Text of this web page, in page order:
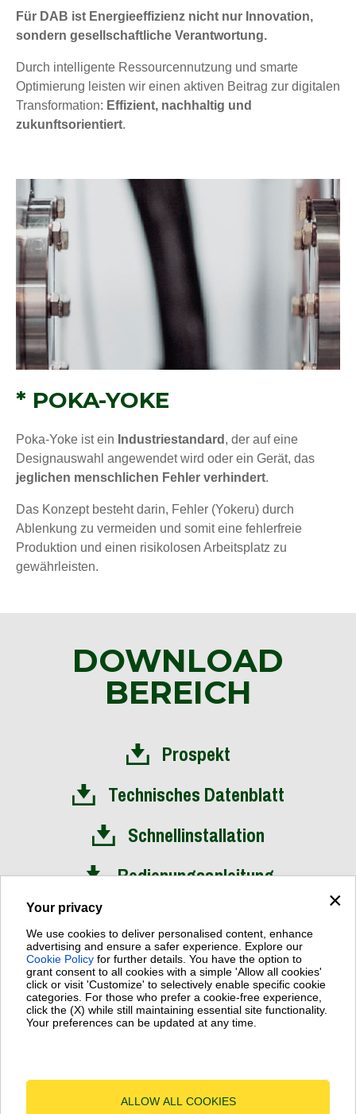
×
Your privacy
We use cookies to deliver personalised content, enhance
advertising and ensure a safer experience. Explore our
Cookie Policy for further details. You have the option to
grant consent to all cookies with a simple 'Allow all cookies'
click or visit 'Customize' to selectively enable specific cookie
categories. For those who prefer a cookie-free experience,
click the (X) while still maintaining essential site functionality.
Your preferences can be updated at any time.
ALLOW ALL COOKIES
Für DAB ist Energieeffizienz nicht nur Innovation,
sondern gesellschaftliche Verantwortung.
Durch intelligente Ressourcennutzung und smarte
Optimierung leisten wir einen aktiven Beitrag zur digitalen
Transformation: Effizient, nachhaltig und
zukunftsorientiert.
* POKA-YOKE
Poka-Yoke ist ein Industriestandard , der auf eine
Designauswahl angewendet wird oder ein Gerät, das
jeglichen menschlichen Fehler verhindert.
Das Konzept besteht darin, Fehler (Yokeru) durch
Ablenkung zu vermeiden und somit eine fehlerfreie
Produktion und einen risikolosen Arbeitsplatz zu
gewährleisten.
DOWNLOAD
BEREICH
Prospekt
Technisches Datenblatt
Schnellinstallation
Bedienungsanleitung
Dab Pumps Spa © Via Marco Polo, 14 Mestrino Padova - Italy
Fax +39.049.5125950
P.I. 03675230282 - R.E.A. Padova N. 328200 - Cap. Soc. Euro
€10.000.000 i.v.